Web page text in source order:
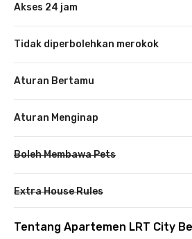
Akses 24 jam
Tidak diperbolehkan merokok
Aturan Bertamu
Aturan Menginap
Boleh Membawa Pets
Extra House Rules
Tentang Apartemen LRT City